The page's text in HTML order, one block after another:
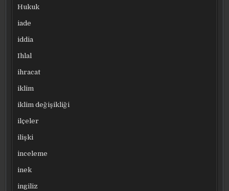
Hukuk
iade
iddia
Ihlal
ihracat
iklim
iklim değişikliği
ilçeler
ilişki
inceleme
inek
ingiliz